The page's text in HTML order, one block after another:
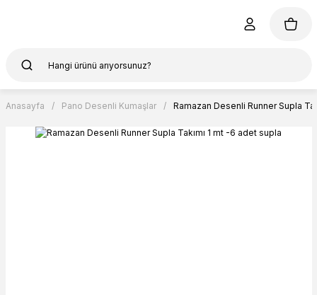
Anasayfa Pano Desenli Kumaşlar Ramazan Desenli Runner Supla